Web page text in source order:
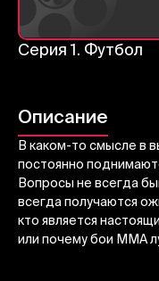
Серия 1. Футбол
Описание
В каком-то смысле в
постоянно
Вопросы не всегда
всегда получаются
кто является
или почему бои ММА